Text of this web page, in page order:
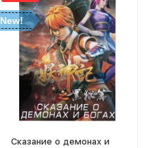
New!
Сказание о демонах и